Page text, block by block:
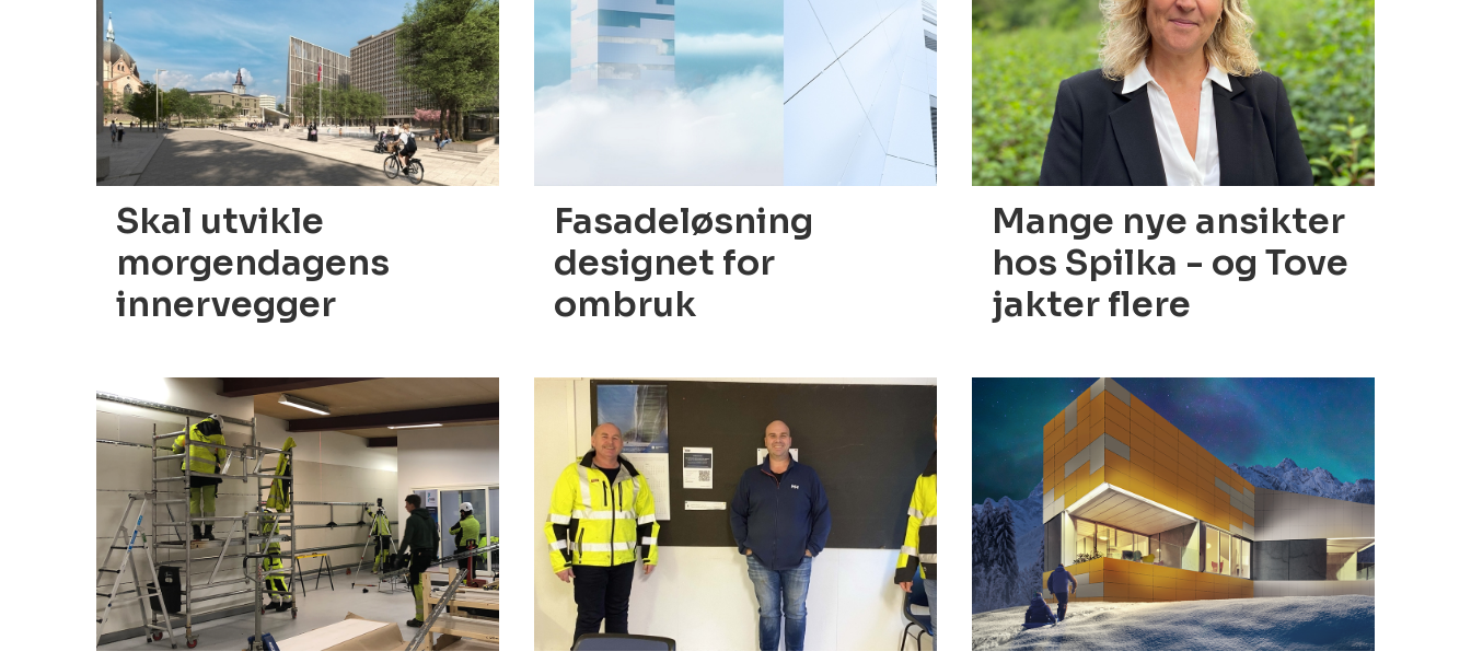
Skal utvikle
morgendagens
innervegger
Fasadeløsning
designet for
ombruk
Mange nye ansikter
hos Spilka - og Tove
jakter flere